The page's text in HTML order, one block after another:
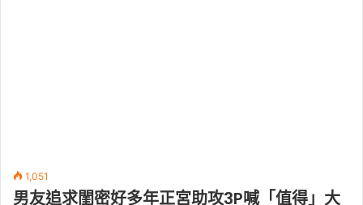
1,051
男友追求閨密好多年正宮助攻3P喊「值得」大